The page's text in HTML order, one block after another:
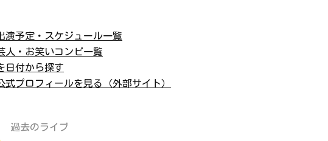
演予定・スケジュール一覧
人・お笑いコンビ一覧
日付から探す
式プロフィールを見る（外部サイト）
過去のライブ